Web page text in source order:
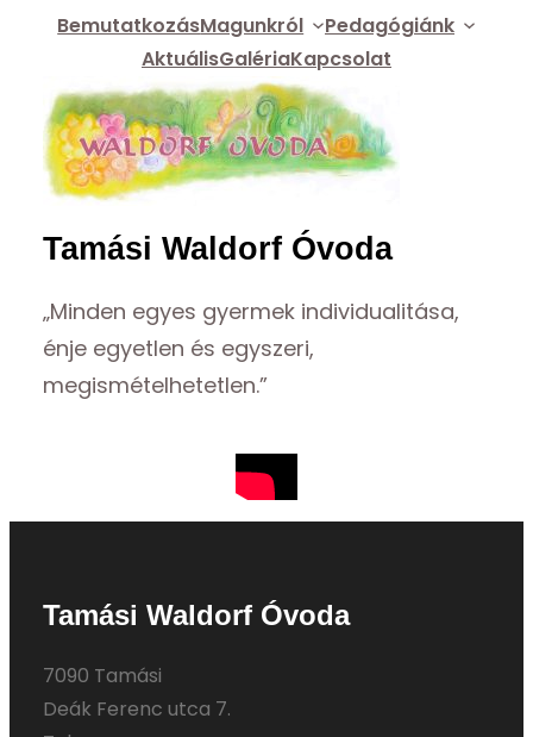
BemutatkozásMagunkról
Pedagógiánk
AktuálisGalériaKapcsolat
Tamási Waldorf Óvoda
„Minden egyes gyermek individualitása,
énje egyetlen és egyszeri,
megismételhetetlen.”
Tamási Waldorf Óvoda
7090 Tamási
Deák Ferenc utca 7.